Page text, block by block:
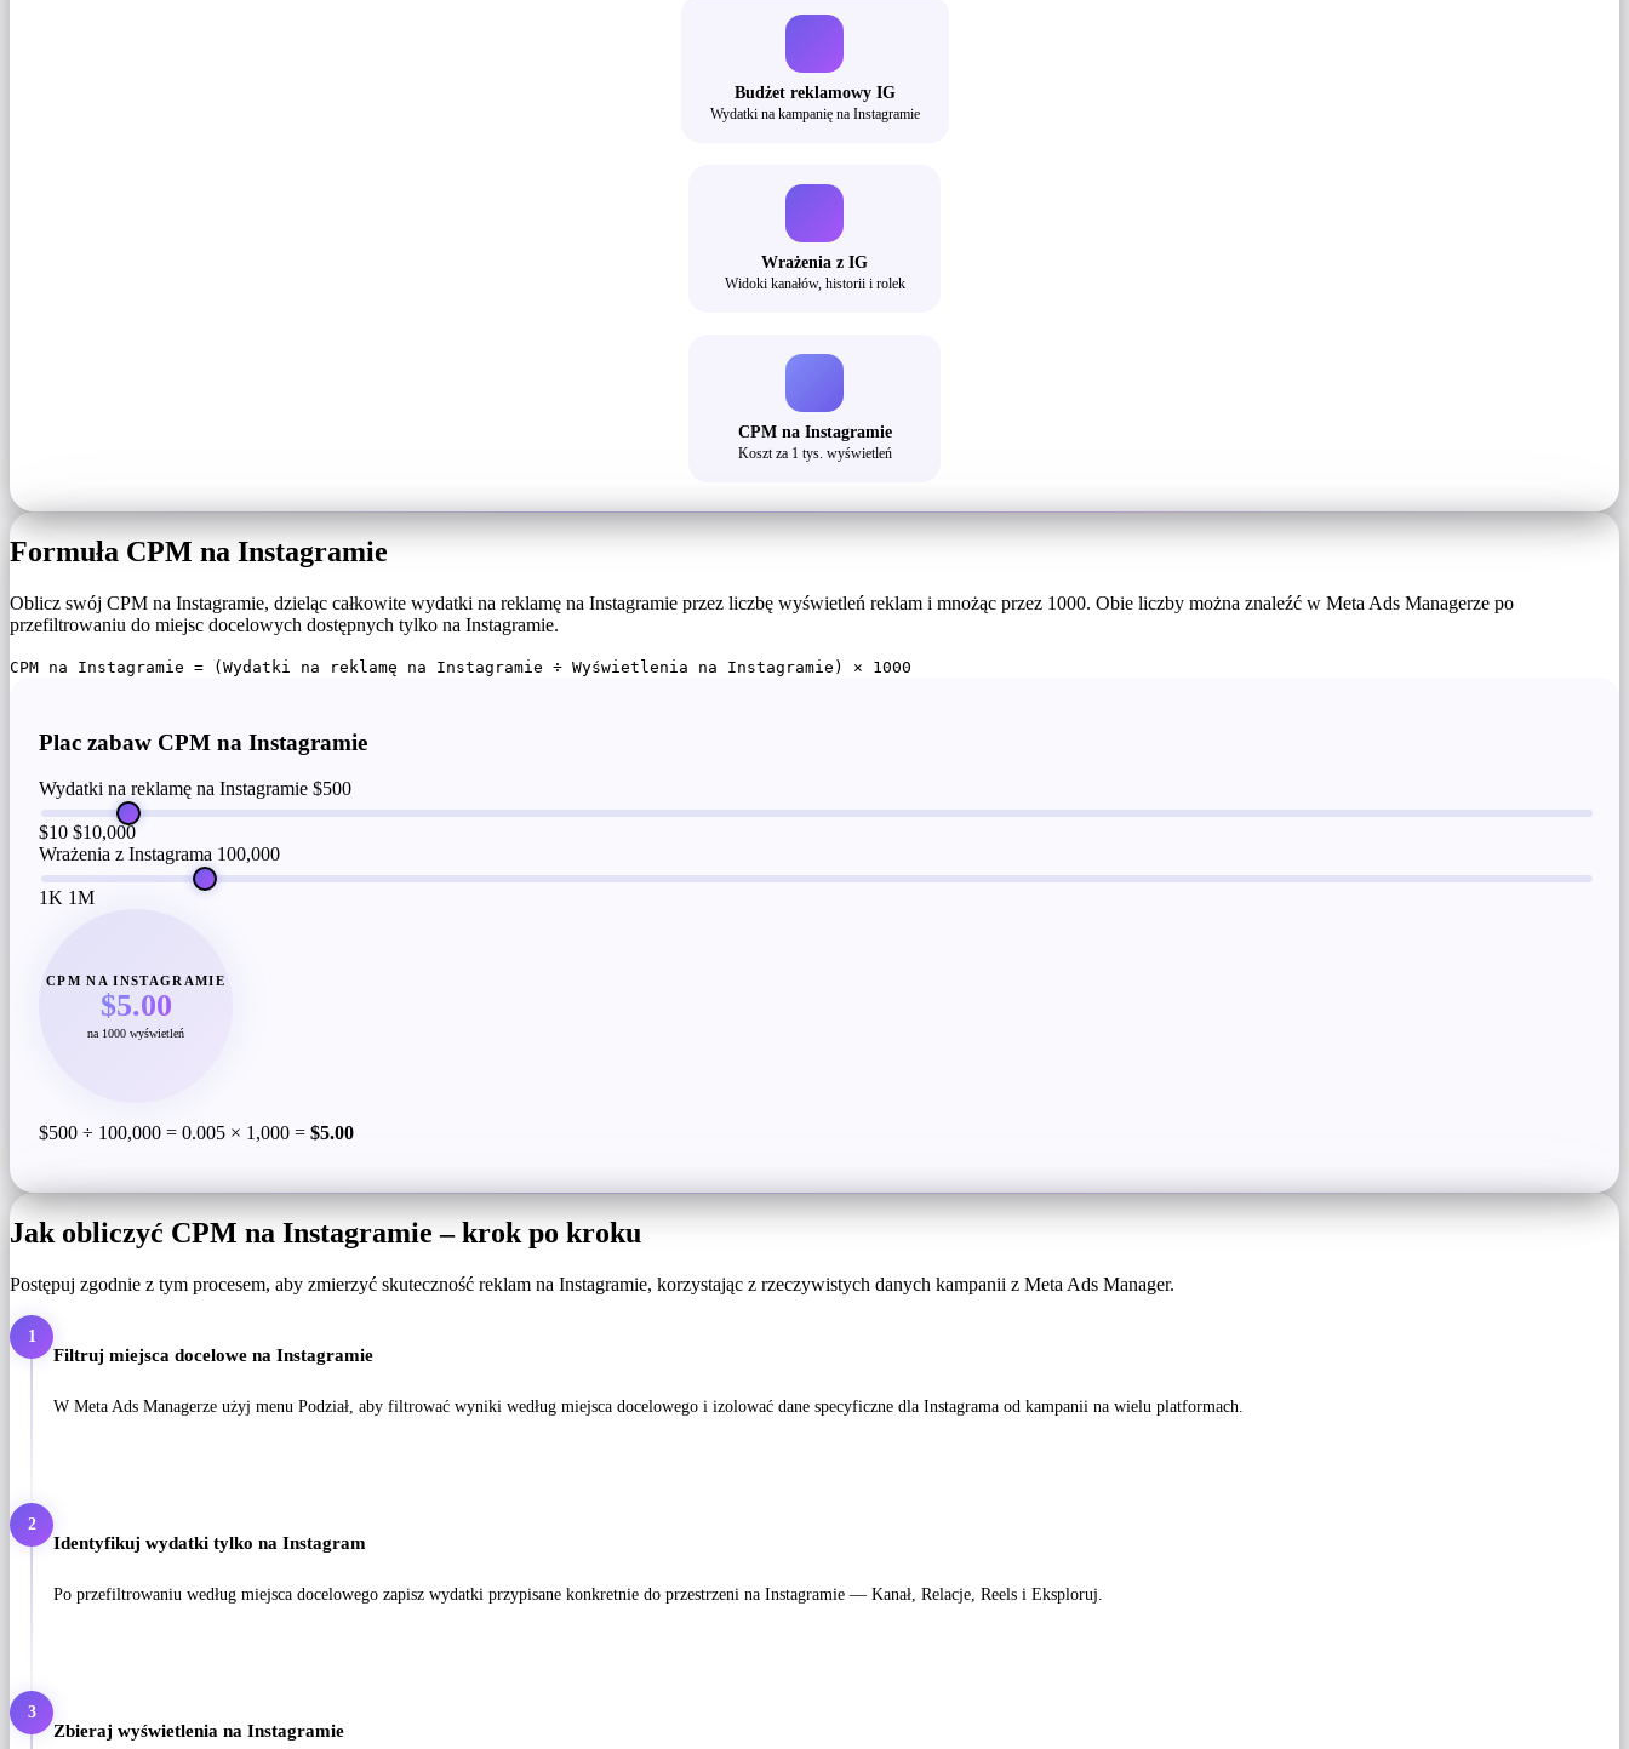
Budżet reklamowy IG
Wydatki na kampanię na Instagramie
Wrażenia z IG
Widoki kanałów, historii i rolek
CPM na Instagramie
Koszt za 1 tys. wyświetleń
Formuła CPM na Instagramie
Oblicz swój CPM na Instagramie, dzieląc całkowite wydatki na reklamę na Instagramie przez liczbę wyświetleń reklam i mnożąc przez 1000. Obie liczby można znaleźć w Meta Ads Managerze po
przefiltrowaniu do miejsc docelowych dostępnych tylko na Instagramie.
CPM na Instagramie = (Wydatki na reklamę na Instagramie ÷ Wyświetlenia na Instagramie) × 1000
Plac zabaw CPM na Instagramie
Wydatki na reklamę na Instagramie $500
$10 $10,000
Wrażenia z Instagrama 100,000
1K 1M
CPM NA INSTAGRAMIE
$5.00
na 1000 wyświetleń
$500 ÷ 100,000 = 0.005 × 1,000 = $5.00
Jak obliczyć CPM na Instagramie – krok po kroku
Postępuj zgodnie z tym procesem, aby zmierzyć skuteczność reklam na Instagramie, korzystając z rzeczywistych danych kampanii z Meta Ads Manager.
1
Filtruj miejsca docelowe na Instagramie
W Meta Ads Managerze użyj menu Podział, aby filtrować wyniki według miejsca docelowego i izolować dane specyficzne dla Instagrama od kampanii na wielu platformach.
2
Identyfikuj wydatki tylko na Instagram
Po przefiltrowaniu według miejsca docelowego zapisz wydatki przypisane konkretnie do przestrzeni na Instagramie — Kanał, Relacje, Reels i Eksploruj.
3
Zbieraj wyświetlenia na Instagramie